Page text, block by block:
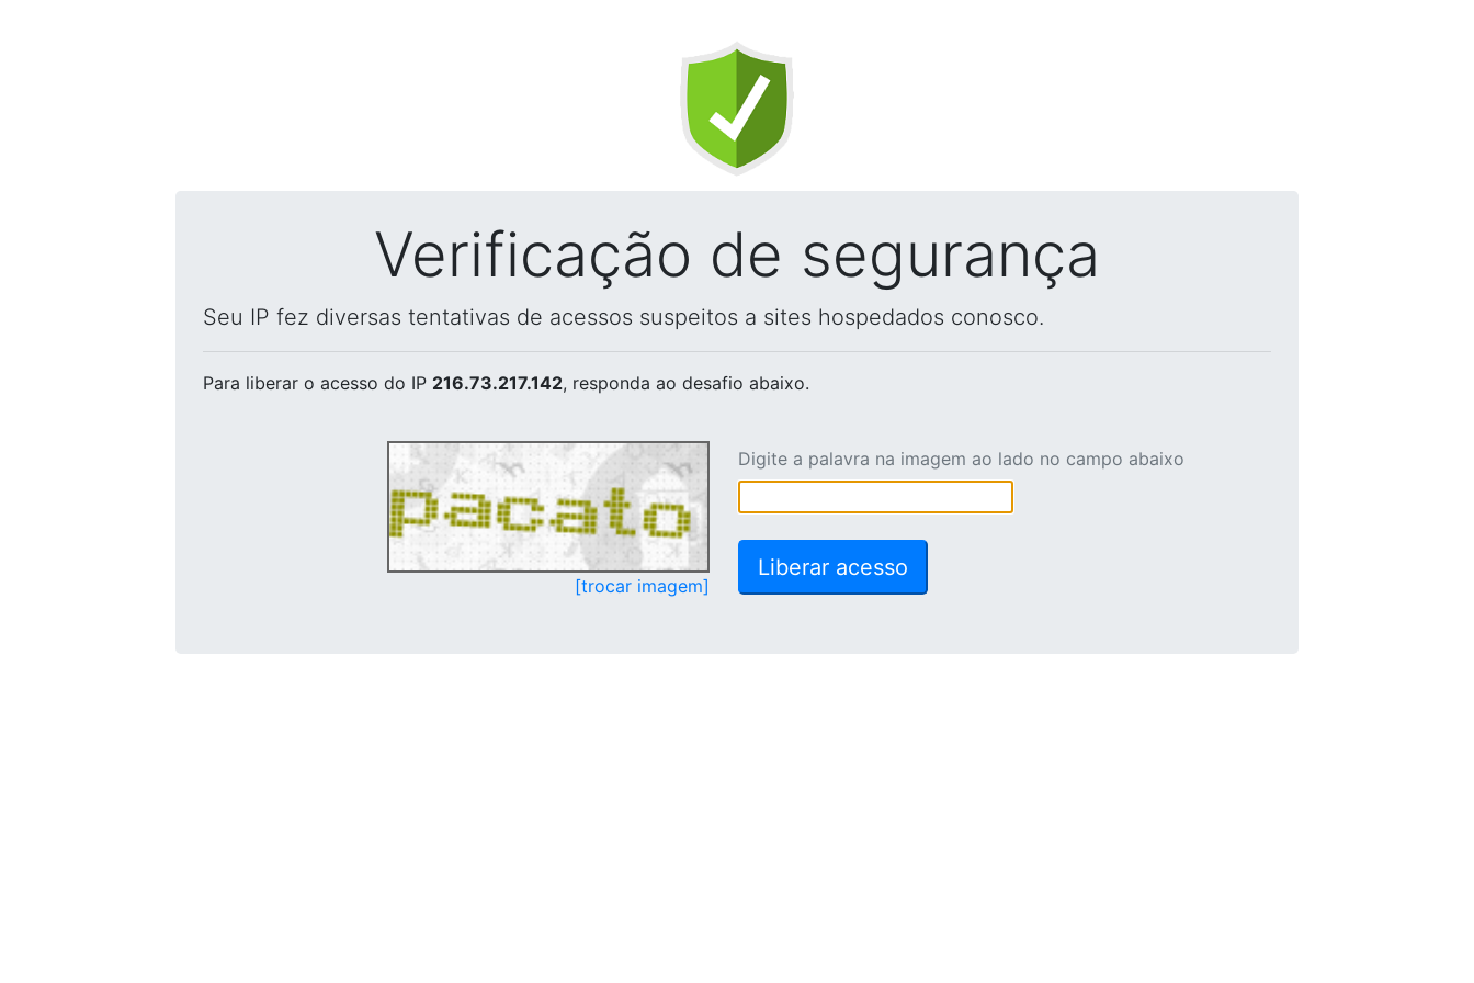
Verificação de segurança
Seu IP fez diversas tentativas de acessos suspeitos a sites hospedados conosco.
Para liberar o acesso do IP 216.73.217.142, responda ao desafio abaixo.
[trocar imagem]
Digite a palavra na imagem ao lado no campo abaixo